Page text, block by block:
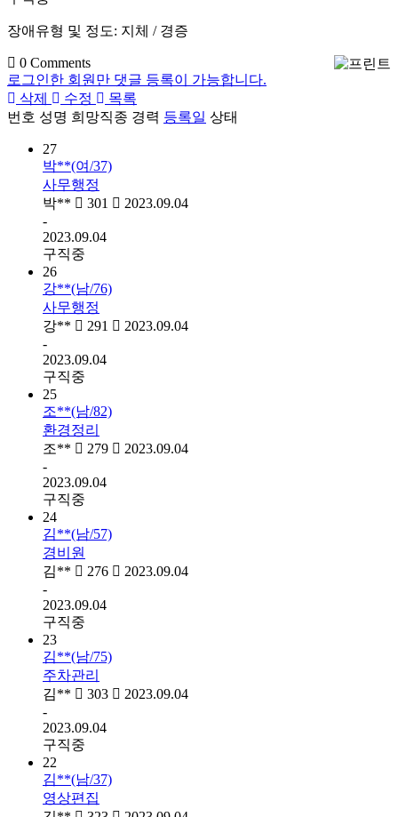
장애유형 및 정도: 지체 / 경증
0 Comments
로그인한 회원만 댓글 등록이 가능합니다.
삭제
수정
목록
번호 성명 희망직종 경력 등록일 상태
27
박**(여/37)
사무행정
박**
301
2023.09.04
-
2023.09.04
구직중
26
강**(남/76)
사무행정
강**
291
2023.09.04
-
2023.09.04
구직중
25
조**(남/82)
환경정리
조**
279
2023.09.04
-
2023.09.04
구직중
24
김**(남/57)
경비원
김**
276
2023.09.04
-
2023.09.04
구직중
23
김**(남/75)
주차관리
김**
303
2023.09.04
-
2023.09.04
구직중
22
김**(남/37)
영상편집